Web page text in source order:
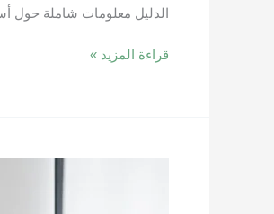
الدليل معلومات شاملة حول
قراءة المزيد »